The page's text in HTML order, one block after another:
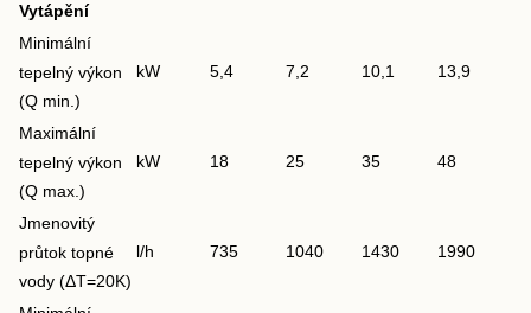
Vytápění
Minimální
tepelný výkon
(Q min.)
kW 5,4 7,2 10,1 13,9
Maximální
tepelný výkon
(Q max.)
kW 18 25 35 48
Jmenovitý
průtok topné
vody (ΔT=20K)
l/h 735 1040 1430 1990